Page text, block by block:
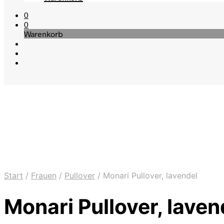
0
0
Warenkorb
Start / Frauen / Pullover / Monari Pullover, lavendel
Monari Pullover,